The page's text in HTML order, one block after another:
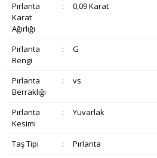
Pırlanta
Karat
Ağırlığı
: 0,09 Karat
Pırlanta
Rengi
: G
Pırlanta
Berraklığı
: vs
Pırlanta
Kesimi
: Yuvarlak
Taş Tipi :
Pırlanta